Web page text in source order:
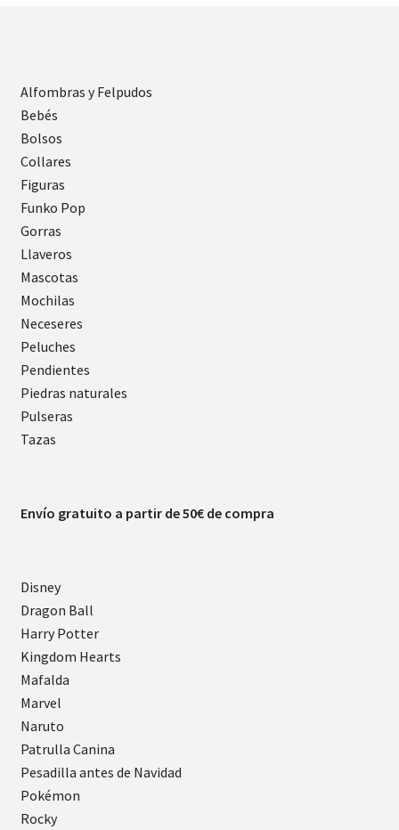
Alfombras y Felpudos
Bebés
Bolsos
Collares
Figuras
Funko Pop
Gorras
Llaveros
Mascotas
Mochilas
Neceseres
Peluches
Pendientes
Piedras naturales
Pulseras
Tazas
Envío gratuito a partir de 50€ de compra
Disney
Dragon Ball
Harry Potter
Kingdom Hearts
Mafalda
Marvel
Naruto
Patrulla Canina
Pesadilla antes de Navidad
Pokémon
Rocky